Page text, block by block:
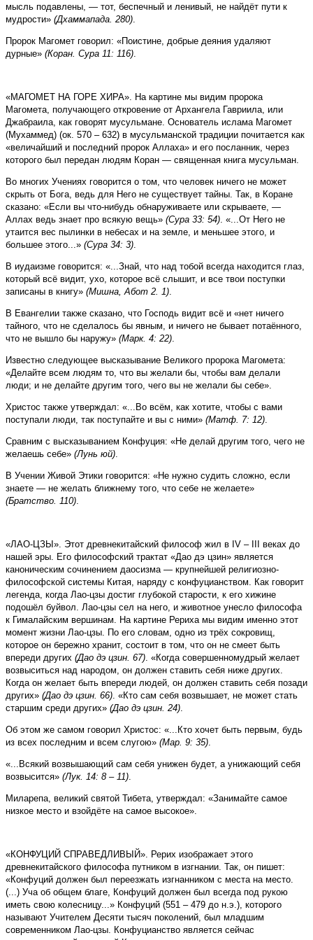
мысль подавлены, — тот, беспечный и ленивый, не найдёт пути к
мудрости» (Дхаммапада. 280)
Пророк Магомет говорил: «Поистине, добрые дея­ния удаляют
дурные» (Коран. Сура 11: 116)
«МАГОМЕТ НА ГОРЕ ХИРА». На картине мы видим пророка
Магомета, получающего откровение от Архангела Гавриила, или
Джабраила, как говорят мусульмане. Основатель ислама Магомет
(Мухаммед) (ок. 570 – 632) в мусульманской традиции почитается как
«величайший и последний пророк Аллаха» и его посланник, через
которого был передан людям Коран — священная книга мусульман.
Во многих Учениях говорится о том, что человек ничего не может
скрыть от Бога, ведь для Него не существует тайны. Так, в Коране
сказано: «Если вы что-нибудь обнаруживаете или скрываете, —
Аллах ведь знает про всякую вещь» (Сура 33: 54) . «...От Него не
утаится вес пылинки в небесах и на земле, и меньшее этого, и
большее этого...» (Сура 34: 3)
В иудаизме говорится: «...Знай, что над тобой всегда находится глаз,
который всё видит, ухо, которое всё слышит, и все твои поступки
записаны в книгу» (Мишна, Абот 2. 1)
В Евангелии также сказано, что Господь видит всё и «нет ничего
тайного, что не сделалось бы явным, и ничего не бывает потаённого,
что не вышло бы наружу» (Марк. 4: 22)
Известно следующее высказывание Великого пророка Магомета:
«Делайте всем людям то, что вы желали бы, чтобы вам делали
люди; и не делайте другим того, чего вы не желали бы себе».
Христос также утверждал: «...Во всём, как хотите, чтобы с вами
поступали люди, так поступайте и вы с ними» (Матф. 7: 12)
Сравним с высказыванием Конфуция: «Не делай другим того, чего не
желаешь себе» (Лунь юй)
В Учении Живой Этики говорится: «Не нужно судить сложно, если
знаете — не желать ближнему того, что себе не желаете»
(Братство. 110)
«ЛАО-ЦЗЫ». Этот древнекитайский философ жил в IV – III веках до
нашей эры. Его философский трактат «Дао дэ цзин» является
каноническим сочинением даосизма — крупнейшей религиозно-
философ­ской системы Китая, наряду с конфуцианством. Как говорит
легенда, когда Лао-цзы достиг глубокой старости, к его хижине
подошёл буйвол. Лао-цзы сел на него, и животное унесло философа
к Гималайским вершинам. На картине Рериха мы видим именно этот
момент жизни Лао-цзы. По его словам, одно из трёх сокровищ,
которое он бережно хранит, состоит в том, что он не смеет быть
впереди других (Дао дэ цзин. 67) . «Когда совершенномудрый желает
возвыситься над народом, он должен ставить себя ниже других.
Когда он желает быть впереди людей, он должен ставить себя позади
других» (Дао дэ цзин. 66) . «Кто сам себя возвышает, не может стать
старшим среди других» (Дао дэ цзин. 24)
Об этом же самом говорил Христос: «...Кто хочет быть первым, будь
из всех последним и всем слугою» (Мар. 9: 35)
«...Всякий возвышающий сам себя унижен будет, а унижающий себя
возвысится» (Лук. 14: 8 – 11)
Миларепа, великий святой Тибета, утверждал: «Занимайте самое
низкое место и взойдёте на самое высокое».
«КОНФУЦИЙ СПРАВЕДЛИВЫЙ». Рерих изображает этого
древнекитайского философа путником в изгнании. Так, он пишет:
«Конфуций должен был переезжать изгнанником с места на место.
(...) Уча об общем благе, Конфуций должен был всегда под рукою
иметь свою колесницу...» Конфуций (551 – 479 до н.э.), которого
называют Учителем Десяти тысяч поколений, был младшим
современником Лао-цзы. Конфуцианство является сейчас